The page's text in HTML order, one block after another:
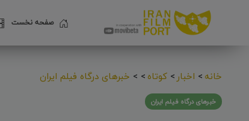
صفحه نخست
خانه> اخبار > کوتاه>
> خبرهای درگاه فیلم ایران
خبرهای درگاه فیلم ایران